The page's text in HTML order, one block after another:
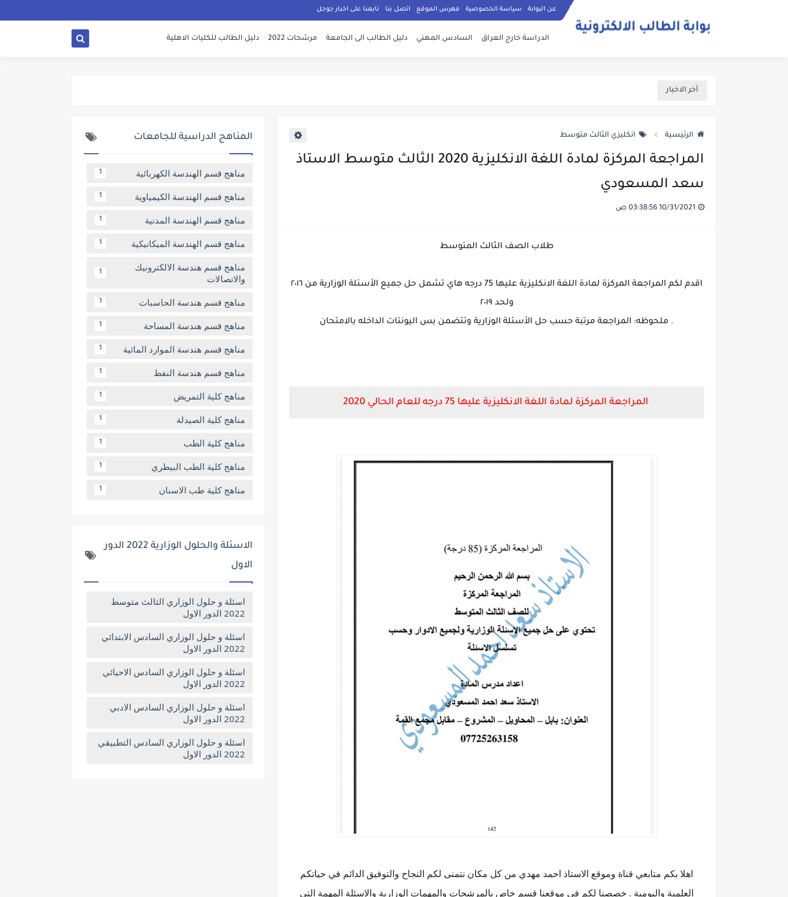
عن البوابة سياسة الخصوصية فهرس الموقع اتصل بنا تابعنا على اخبار جوجل
الدراسة خارج العراق السادس المهني دليل الطالب الى الجامعة مرشحات 2022 دليل الطالب للكليات الاهلية
أخر الاخبار
الرئيسية انكليزي الثالث متوسط
المراجعة المركزة لمادة اللغة الانكليزية 2020 الثالث متوسط الاستاذ
سعد المسعودي
طلاب الصف الثالث المتوسط
اقدم لكم المراجعة المركزة لمادة اللغة الانكليزية عليها 75 درجه هاي تشمل حل جميع الأسئلة الوزارية من ٢٠١٦
ولحد ٢٠١٩
. ملحوظه: المراجعة مرتبة حسب حل الأسئلة الوزارية وتتضمن بس اليونتات الداخله بالامتحان
المراجعة المركزة لمادة اللغة الانكليزية عليها 75 درجه للعام الحالي 2020
اهلا بكم متابعي قناة وموقع الاستاذ احمد مهدي من كل مكان نتمنى لكم النجاح والتوفيق الدائم في حياتكم
العلمية واليومية . خصصنا لكم في موقعنا قسم خاص بالمرشحات والمهمات الوزارية والاسئلة المهمة التي
المناهج الدراسية للجامعات
مناهج قسم الهندسة الكهربائية 1
مناهج قسم الهندسة الكيمياوية 1
مناهج قسم الهندسة المدنية 1
مناهج قسم الهندسة الميكانيكية 1
مناهج قسم هندسة الالكترونيك
والاتصالات
1
مناهج قسم هندسة الحاسبات 1
مناهج قسم هندسة المساحة 1
مناهج قسم هندسة الموارد المائية 1
مناهج قسم هندسة النفط 1
مناهج كلية التمريض 1
مناهج كلية الصيدلة 1
مناهج كلية الطب 1
مناهج كلية الطب البيطري 1
مناهج كلية طب الاسنان 1
الاسئلة والحلول الوزارية 2022 الدور
الاول
اسئلة و حلول الوزاري الثالث متوسط
2022 الدور الاول
اسئلة و حلول الوزاري السادس الابتدائي
2022 الدور الاول
اسئلة و حلول الوزاري السادس الاحيائي
2022 الدور الاول
اسئلة و حلول الوزاري السادس الادبي
2022 الدور الاول
اسئلة و حلول الوزاري السادس التطبيقي
2022 الدور الاول